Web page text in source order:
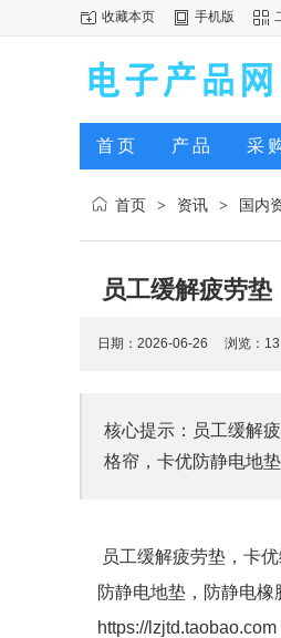
收藏本页 手机版
首页 产品 采
首页 > 资讯 > 国内
员工缓解疲劳
日期：2026-06-26 浏览： 13
核心提示：员工缓解
格帘，卡优防静电地
员工缓解疲劳垫，卡
防静电地垫，防静电
https://